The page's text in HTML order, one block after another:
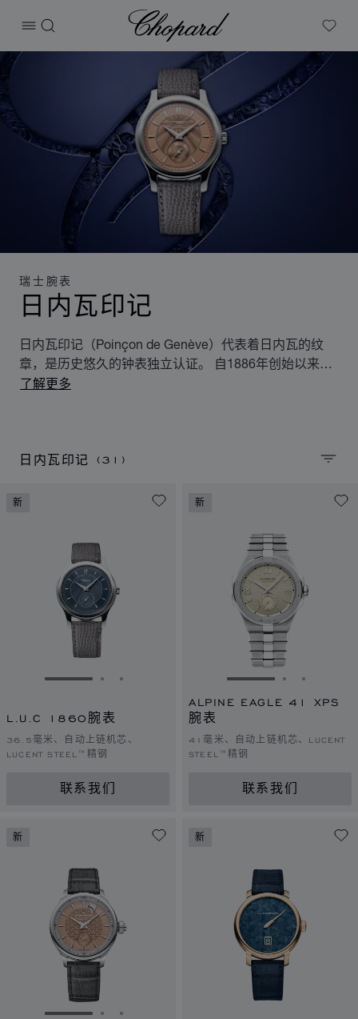
打开菜单
搜索
Chopard
My
瑞士腕表
日内瓦印记
日内瓦印记（Poinçon de Genève）代表着日内瓦的纹
章，是历史悠久的钟表独立认证。 自1886年创始以来，
它即遵循严格的标准，包括各个技术层面、功能特点，以
组装、调校和测试机械腕表的质量及卓越技能的象征。
了解更多
日内瓦印记(31) 排序
新
转到幻灯片 1转到幻灯片 2
转到幻灯片 3
L.U.C 1860腕表
36.5毫米、自动上链机芯、
LUCENT STEEL™精钢
联系我们
新
转到幻灯片 1转到幻灯
转到幻
ALPINE EAGLE 41 XPS
腕表
41毫米、自动上链机芯、LUCENT
STEEL™精钢
联系我们
新 新